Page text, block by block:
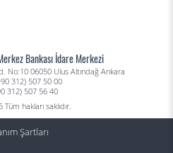
Bankası İdare Merkezi
No:10 06050 Ulus Altındağ Ankara
312) 507 50 00
312) 507 56 40
hakları saklıdır.
Şartları